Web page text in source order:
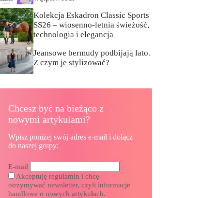
Kolekcja Eskadron Classic Sports
SS26 – wiosenno-letnia świeżość,
technologia i elegancja
Jeansowe bermudy podbijają lato.
Z czym je stylizować?
Chcesz być na bieżąco z
nowymi artykułami?
Wpisz poniżej swój adres e-mail i dołącz
do naszej grupy:
E-mail
Akceptuję regulamin i chcę
otrzymywać newsletter, czyli informacje
handlowe o nowych artykułach.